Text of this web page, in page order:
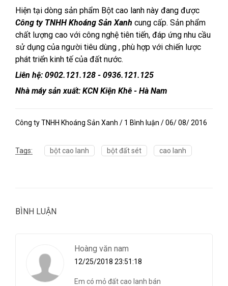
Hiện tại dòng sản phẩm Bột cao lanh này đang được
Công ty TNHH Khoáng Sản Xanh cung cấp. Sản phẩm
chất lượng cao với công nghệ tiên tiến, đáp ứng nhu cầu
sử dụng của người tiêu dùng , phù hợp với chiến lược
phát triển kinh tế của đất nước.
Liên hệ: 0902.121.128 - 0936.121.125
Nhà máy sản xuất: KCN Kiện Khê - Hà Nam
Công ty TNHH Khoáng Sản Xanh / 1 Bình luận / 06/ 08/ 2016
Tags: bột cao lanh bột đất sét cao lanh
BÌNH LUẬN
Hoàng văn nam
12/25/2018 23:51:18
Em có mỏ đất cao lanh bán